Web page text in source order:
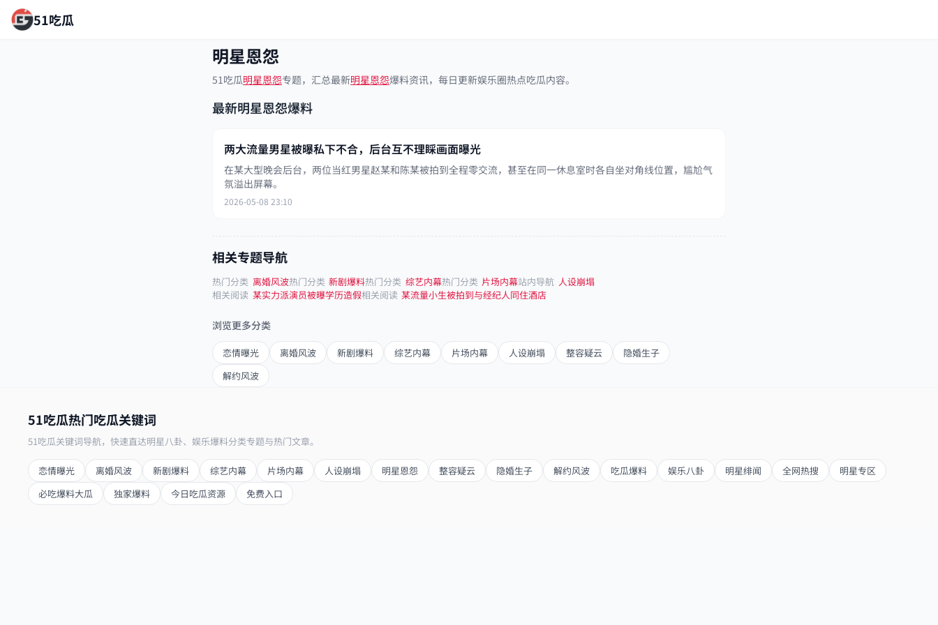
51吃瓜
明星恩怨
51吃瓜明星恩怨专题，汇总最新明星恩怨爆料资讯，每日更新娱乐圈热点吃瓜内容。
最新明星恩怨爆料
两大流量男星被曝私下不合，后台互不理睬画面曝光
在某大型晚会后台，两位当红男星赵某和陈某被拍到全程零交流，甚至在同一休息室时各自坐对角线位置，尴尬气
氛溢出屏幕。
2026-05-08 23:10
相关专题导航
热门分类 离婚风波热门分类 新剧爆料热门分类 综艺内幕热门分类 片场内幕站内导航 人设崩塌
相关阅读 某实力派演员被曝学历造假相关阅读 某流量小生被拍到与经纪人同住酒店
浏览更多分类
恋情曝光 离婚风波 新剧爆料 综艺内幕 片场内幕 人设崩塌 整容疑云
隐婚生子
解约风波
51吃瓜热门吃瓜关键词
51吃瓜关键词导航，快速直达明星八卦、娱乐爆料分类专题与热门文章。
恋情曝光 离婚风波 新剧爆料 综艺内幕 片场内幕 人设崩塌 明星恩怨 整容疑云 隐婚生子 解约风波 吃瓜爆料 娱乐八卦 明星绯闻 全网热搜
明星专区
必吃爆料大瓜
独家爆料 今日吃瓜资源 免费入口